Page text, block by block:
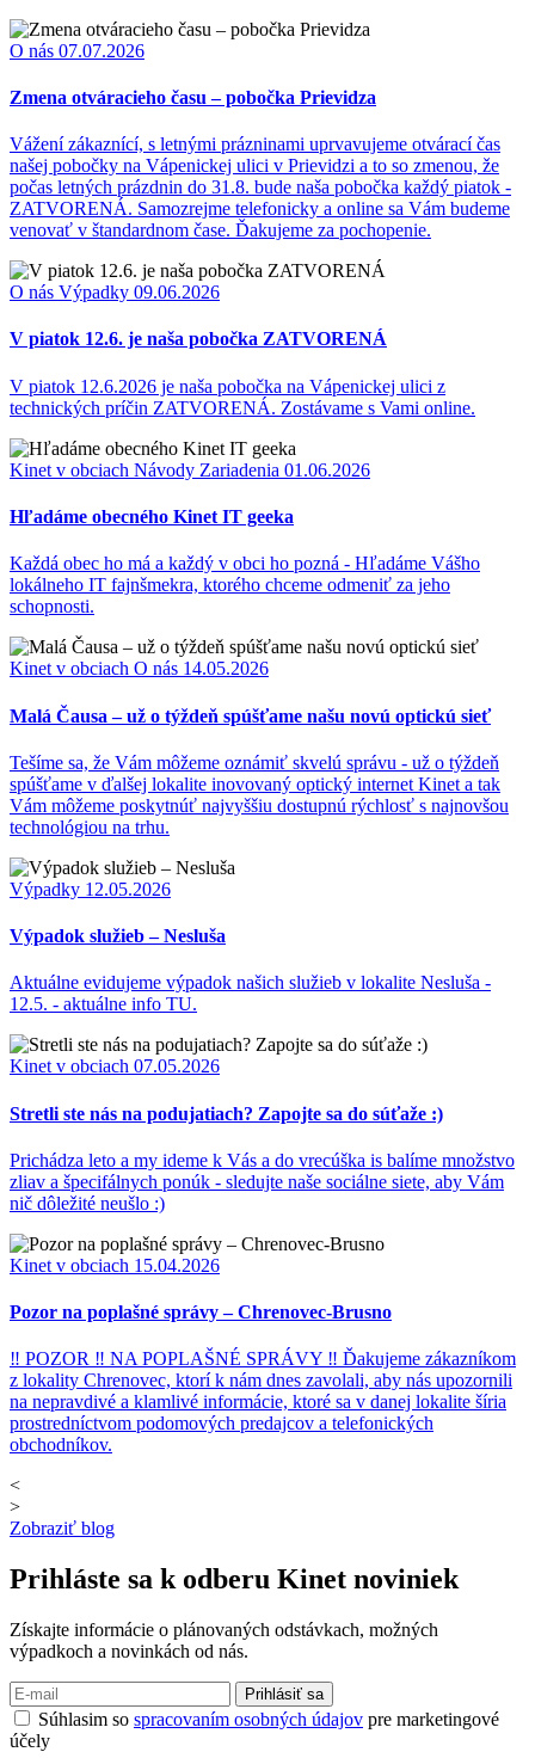
O nás 07.07.2026
Zmena otváracieho času – pobočka Prievidza
Vážení zákaznící, s letnými prázninami uprvavujeme otvárací čas
našej pobočky na Vápenickej ulici v Prievidzi a to so zmenou, že
počas letných prázdnin do 31.8. bude naša pobočka každý piatok -
ZATVORENÁ. Samozrejme telefonicky a online sa Vám budeme
venovať v štandardnom čase. Ďakujeme za pochopenie.
O nás Výpadky 09.06.2026
V piatok 12.6. je naša pobočka ZATVORENÁ
V piatok 12.6.2026 je naša pobočka na Vápenickej ulici z
technických príčin ZATVORENÁ. Zostávame s Vami online.
Kinet v obciach Návody Zariadenia 01.06.2026
Hľadáme obecného Kinet IT geeka
Každá obec ho má a každý v obci ho pozná - Hľadáme Vášho
lokálneho IT fajnšmekra, ktorého chceme odmeniť za jeho
schopnosti.
Kinet v obciach O nás 14.05.2026
Malá Čausa – už o týždeň spúšťame našu novú optickú sieť
Tešíme sa, že Vám môžeme oznámiť skvelú správu - už o týždeň
spúšťame v ďalšej lokalite inovovaný optický internet Kinet a tak
Vám môžeme poskytnúť najvyššiu dostupnú rýchlosť s najnovšou
technológiou na trhu.
Výpadky 12.05.2026
Výpadok služieb – Nesluša
Aktuálne evidujeme výpadok našich služieb v lokalite Nesluša -
12.5. - aktuálne info TU.
Kinet v obciach 07.05.2026
Stretli ste nás na podujatiach? Zapojte sa do súťaže :)
Prichádza leto a my ideme k Vás a do vrecúška is balíme množstvo
zliav a špecifálnych ponúk - sledujte naše sociálne siete, aby Vám
nič dôležité neušlo :)
Kinet v obciach 15.04.2026
Pozor na poplašné správy – Chrenovec-Brusno
‼ POZOR ‼ NA POPLAŠNÉ SPRÁVY ‼ Ďakujeme zákazníkom
z lokality Chrenovec, ktorí k nám dnes zavolali, aby nás upozornili
na nepravdivé a klamlivé informácie, ktoré sa v danej lokalite šíria
prostredníctvom podomových predajcov a telefonických
obchodníkov.
<
>
Zobraziť blog
Prihláste sa k odberu Kinet noviniek
Získajte informácie o plánovaných odstávkach, možných
výpadkoch a novinkách od nás.
Prihlásiť sa
Súhlasim so spracovaním osobných údajov pre marketingové
účely